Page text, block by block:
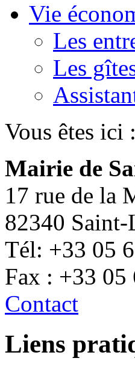
Vie
Les
Les
Vous êtes ici :
Mairie de
17 rue de la
82340 Saint-
Tél: +33 05
Fax : +33 05
Contact
Liens